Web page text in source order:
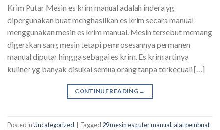
Krim Putar Mesin es krim manual adalah indera yg
dipergunakan buat menghasilkan es krim secara manual
menggunakan mesin es krim manual. Mesin tersebut memang
digerakan sang mesin tetapi pemrosesannya permanen
manual diputar hingga sebagai es krim. Es krim artinya
kuliner yg banyak disukai semua orang tanpa terkecuali […]
CONTINUE READING →
Posted inUncategorized Tagged 29 mesin es puter manual, alat pembuat